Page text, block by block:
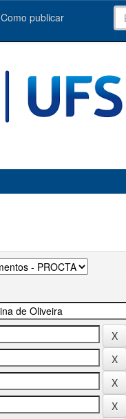
Como publicar